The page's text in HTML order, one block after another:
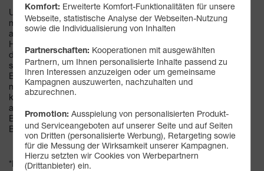
Uns ist es leider nicht möglich, EU-Bürgerinnen und -Bürgern
mit ausländischer Anschrift unsere Mobilfunkleistungen
anzubieten. Zum Erreichen eines grenzüberschreitenden
Handels bieten wir daher allen EU-Bürgerinnen und -Bürgern
den separaten Erwerb aller in einem Bundle bestellbaren und
sich im Handyshop befindlichen Hardware an. Für eine
Bestellung benötigen Sie eine gültige Bankverbindung (IBAN),
mit welcher Sie am SEPA-Lastschriftverfahren teilnehmen
können, sowie eine Lieferadresse in Deutschland. Lieferungen
außerhalb Deutschlands können wir leider nicht anbieten. Die
Bestellung der Hardware kann ausschließlich über die obige
Bestell-Hotline erfolgen.
*Innerhalb der EU zum Ortstarif; Mobilfunk kann abweichen
Komfort: Erweiterte Komfort-Funktionalitäten für unsere
Webseite, statistische Analyse der Webseiten-Nutzung
sowie die Individualisierung von Inhalten
Partnerschaften: Kooperationen mit ausgewählten
Partnern, um Ihnen personalisierte Inhalte passend zu
Ihren Interessen anzuzeigen oder um gemeinsame
Kampagnen auszuwerten, nachzuhalten und
abzurechnen.
Promotion: Ausspielung von personalisierten Produkt-
und Serviceangeboten auf unserer Seite und auf Seiten
von Dritten (personalisierte Werbung), Retargeting sowie
für die Messung der Wirksamkeit unserer Kampagnen.
Hierzu setzten wir Cookies von Werbepartnern
(Drittanbieter) ein.